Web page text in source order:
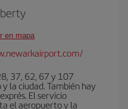
en mapa
37, 62, 67 y 107
la ciudad. También hay
El servicio
el aeropuerto y la